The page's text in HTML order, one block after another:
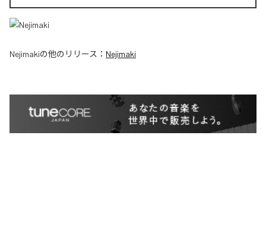
Nejimakiの他のリリース： Nejimaki